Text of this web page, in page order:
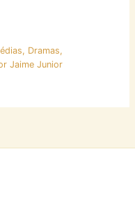
, Dramas,
Jaime Junior